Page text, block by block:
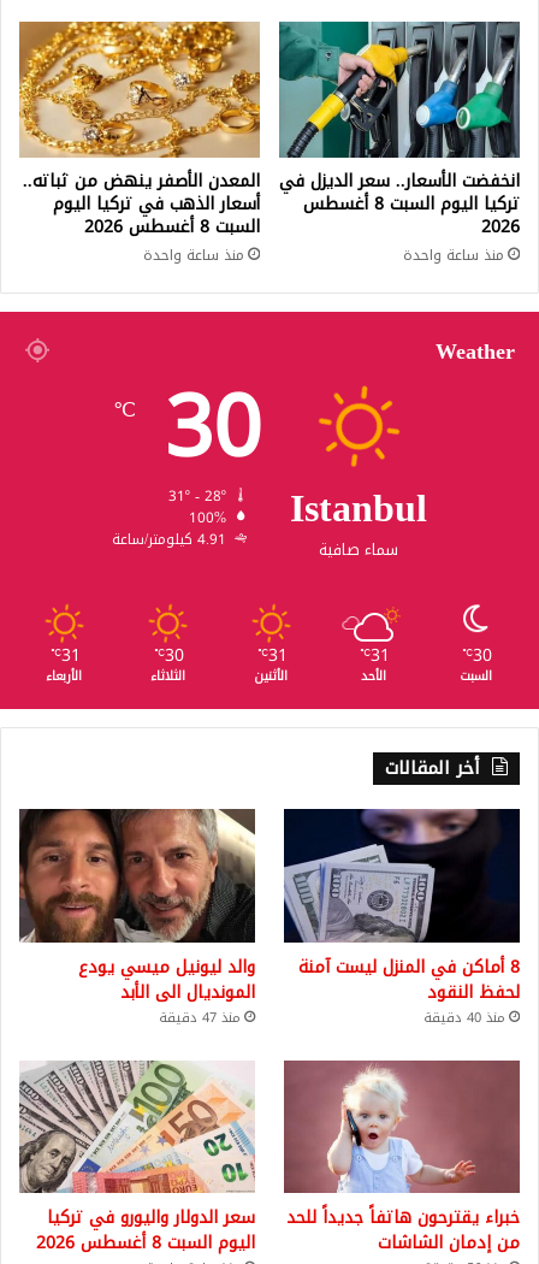
انخفضت الأسعار.. سعر الديزل في
تركيا اليوم السبت 8 أغسطس
2026
منذ ساعة واحدة
المعدن الأصفر ينهض من ثباته..
أسعار الذهب في تركيا اليوم
السبت 8 أغسطس 2026
منذ ساعة واحدة
Weather
Istanbul
سماء صافية
30
℃
100%
4.91 كيلومتر/ساعة
30
℃
السبت
31
℃
الأحد
31
℃
الأثنين
30
℃
الثلاثاء
31
℃
الأربعاء
أخر المقالات
8 أماكن في المنزل ليست آمنة
لحفظ النقود
منذ 40 دقيقة
والد ليونيل ميسي يودع
المونديال الى الأبد
منذ 47 دقيقة
خبراء يقترحون هاتفاً جديداً للحد
من إدمان الشاشات
سعر الدولار واليورو في تركيا
اليوم السبت 8 أغسطس 2026